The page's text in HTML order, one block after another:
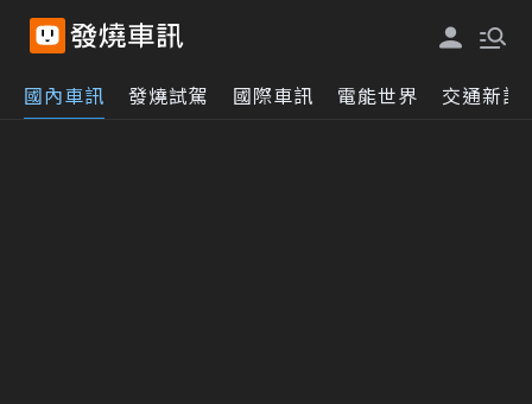
國內車訊 發燒試駕 國際車訊 電能世界 交通新訊